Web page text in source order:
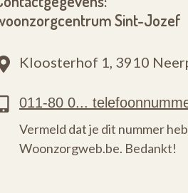
Sint-Jozef
Kloosterhof 1, 3910
Vermeld dat je dit nummer
Woonzorgweb.be. Bedankt!